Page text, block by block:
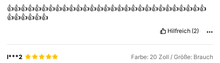
👍👍👍👍👍👍👍👍👍👍👍👍👍👍👍👍👍👍👍👍👍👍👍👍👍👍👍👍👍
👍👍👍👍👍👍
Hilfreich (2)
l***2 Farbe: 20 Zoll / Größe: Brauch